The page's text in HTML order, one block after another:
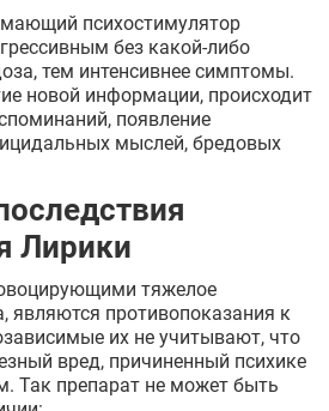
психостимулятор
без какой-либо
тем интенсивнее симптомы.
новой информации, происходит
появление
мыслей, бредовых
Лирики
тяжелое
являются противопоказания к
их не учитывают, что
вред, причиненный психике
Так препарат не может быть